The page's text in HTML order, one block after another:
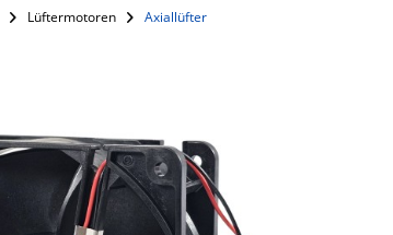
Lüftermotoren Axiallüfter